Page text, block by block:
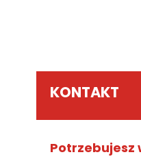
KONTAKT
Potrzebujesz